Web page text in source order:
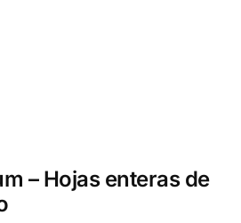
– Hojas enteras de